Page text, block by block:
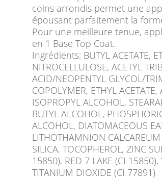
coins arrondis permet une
épousant ­parfaitement la
Pour une meilleure tenue,
en 1 Base Top Coat.
Ingrédients: BUTYL ACETATE,
NITROCELLULOSE, ACETYL
ACID/NEOPENTYL GLYCOL/
COPOLYMER, ETHYL
ISOPROPYL ALCOHOL,
BUTYL ALCOHOL,
ALCOHOL, DIATOMACEOUS
LITHOTHAMNION
SILICA, TOCOPHEROL, ZINC
15850), RED 7 LAKE (CI
TITANIUM DIOXIDE (CI 77891)